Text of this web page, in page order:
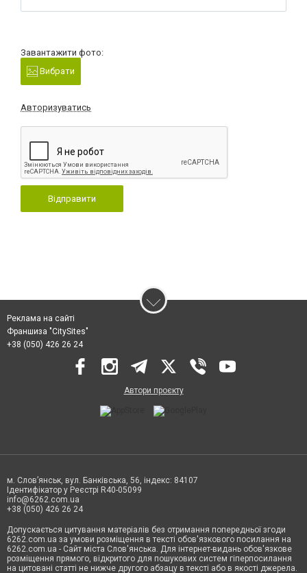
Завантажити фото:
Вибрати
Авторизуватись
Відправити
Реклама на сайті
Франшиза "CitySites"
+38 (050) 426 26 24
Автори проєкту
м. Слов’янськ, вул. Банківська, 56, індекс: 84107
Ідентифікатор у Реєстрі R40-05099
info@6262.com.ua
+38 (050) 426 26 24
Допускається цитування матеріалів без отримання попередньої згоди
6262.com.ua за умови розміщення в тексті обов'язкового посилання на
6262.com.ua - Сайт міста Слов'янська. Для інтернет-видань обов'язкове
розміщення прямого, відкритого для пошукових систем гіперпосилання
на цитовані статті не нижче другого абзацу в тексті або в якості джерела.